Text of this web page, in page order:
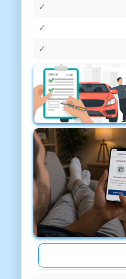
✓
✓
✓